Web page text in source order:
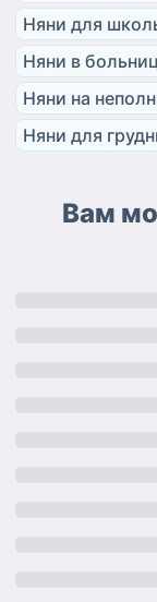
Няни для
Няни в
Няни на
Няни для
Вам